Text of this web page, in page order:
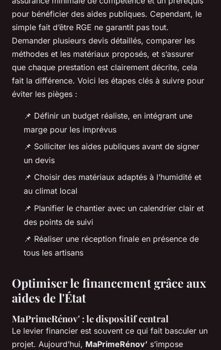
pour bénéficier des aides publiques. Cependant, le
simple fait d’être RGE ne garantit pas tout.
Demander plusieurs devis détaillés, comparer les
méthodes et les matériaux proposés, et s’assurer
que chaque prestation est clairement décrite, cela
fait la différence. Voici les étapes clés à suivre pour
éviter les pièges :
📌 Définir un budget réaliste, en intégrant une
marge pour les imprévus
📌 Solliciter les aides publiques avant de signer
un devis
📌 Choisir des matériaux adaptés à l’humidité et
au climat local
📌 Planifier le chantier avec un calendrier clair et
des points de suivi
📌 Réaliser une réception finale en présence de
tous les artisans
Optimiser le financement grâce aux
aides de l'État
MaPrimeRénov' : le dispositif central
Le levier financier est souvent ce qui fait basculer un
projet. Aujourd’hui, MaPrimeRénov’ s’impose